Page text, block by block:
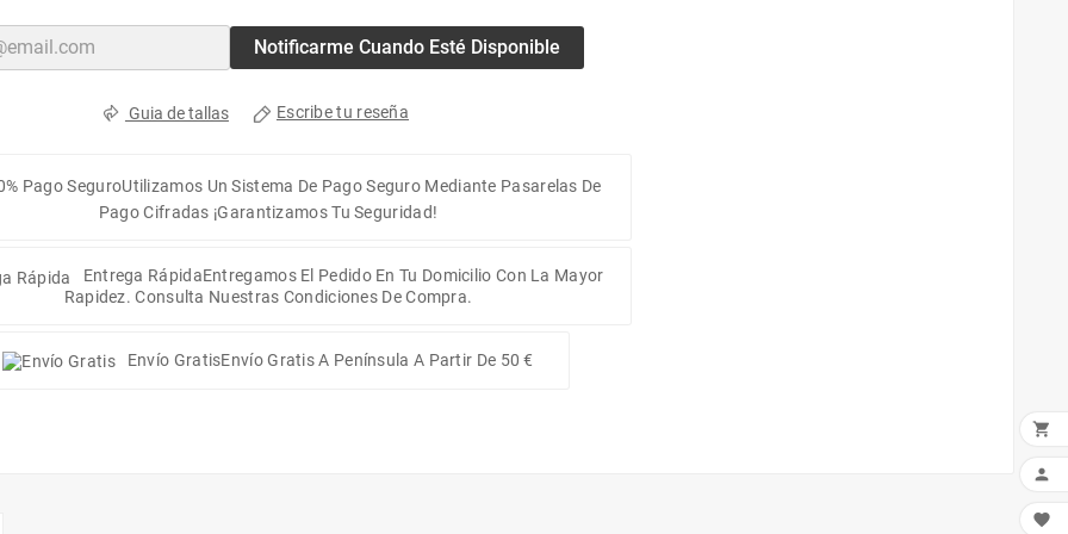
Notificarme Cuando Esté Disponible
Guia de tallas Escribe tu reseña
Pago SeguroUtilizamos Un Sistema De Pago Seguro Mediante Pasarelas De
Pago Cifradas ¡Garantizamos Tu Seguridad!
Entrega RápidaEntregamos El Pedido En Tu Domicilio Con La Mayor
Rapidez. Consulta Nuestras Condiciones De Compra.
Envío GratisEnvío Gratis A Península A Partir De 50 €


